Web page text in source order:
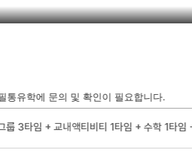
통유학에 문의 및 확인이 필요합니다.
룹 3타임 + 교내액티비티 1타임 + 수학 1타임